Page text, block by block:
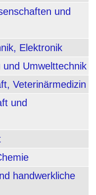
und
Elektronik
Umwelttechnik
Veterinärmedizin
und
handwerkliche